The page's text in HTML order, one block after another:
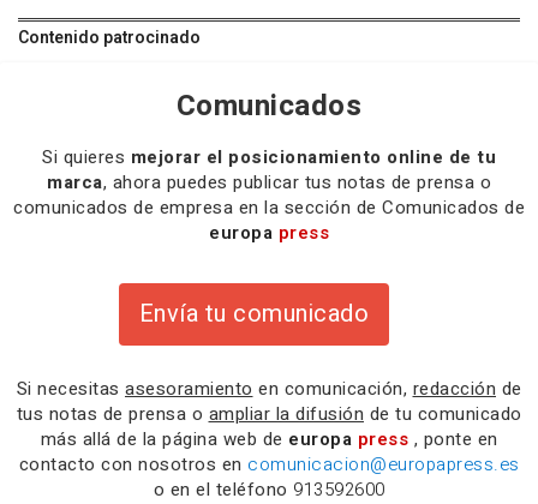
Contenido patrocinado
Comunicados
Si quieres mejorar el posicionamiento online de tu
marca, ahora puedes publicar tus notas de prensa o
comunicados de empresa en la sección de Comunicados de
europa press
Envía tu comunicado
Si necesitas asesoramiento en comunicación, redacción de
tus notas de prensa o ampliar la difusión de tu comunicado
más allá de la página web de europa press , ponte en
contacto con nosotros en comunicacion@europapress.es
o en el teléfono 913592600